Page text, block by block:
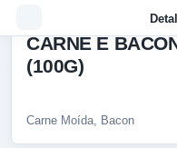
CARNE E
(100G)
Carne Moída, Bacon